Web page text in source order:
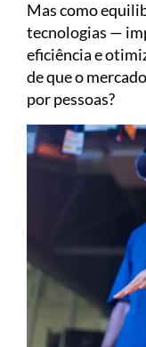
Mas como
tecnologias —
eficiência e
de que o
por pessoas?